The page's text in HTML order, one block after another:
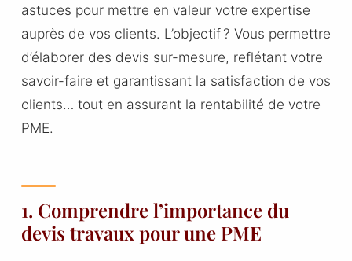
astuces pour mettre en valeur votre expertise
auprès de vos clients. L’objectif ? Vous permettre
d’élaborer des devis sur-mesure, reflétant votre
savoir-faire et garantissant la satisfaction de vos
clients… tout en assurant la rentabilité de votre
PME.
1. Comprendre l’importance du
devis travaux pour une PME